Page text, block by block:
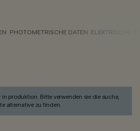
PHOTOMETRISCHE DATEN ELEKTRISCHE
produktion. Bitte verwenden sie die suche,
alternative zu finden.